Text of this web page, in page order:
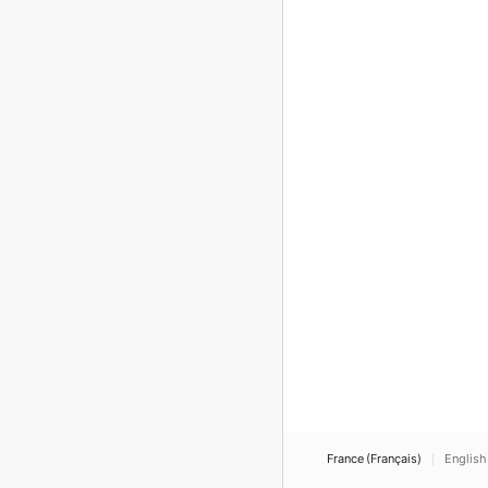
France (Français)